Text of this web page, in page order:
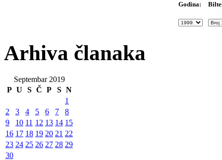
Godina:
Arhiva članaka
Septembar 2019
P U S Č P S N
1
2
3 4 5 6 7
8
9
10 11 12 13 14 15
16 17 18 19 20 21 22
23 24 25 26 27 28 29
30